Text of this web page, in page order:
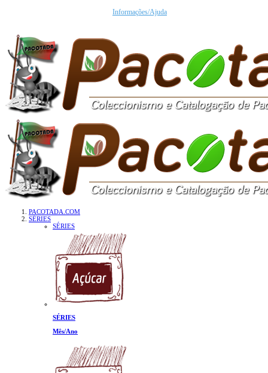
Informações/Ajuda
PACOTADA.COM
SÉRIES
SÉRIES
SÉRIES
Mês/Ano